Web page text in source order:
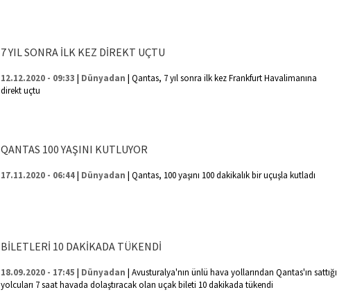
7 YIL SONRA İLK KEZ DİREKT UÇTU
12.12.2020 - 09:33 | Dünyadan | Qantas, 7 yıl sonra ilk kez Frankfurt Havalimanına
direkt uçtu
QANTAS 100 YAŞINI KUTLUYOR
17.11.2020 - 06:44| Dünyadan | Qantas, 100 yaşını 100 dakikalık bir uçuşla kutladı
BİLETLERİ 10 DAKİKADA TÜKENDİ
18.09.2020 - 17:45 | Dünyadan | Avusturalya'nın ünlü hava yollarından Qantas'ın sattığı
yolcuları 7 saat havada dolaştıracak olan uçak bileti 10 dakikada tükendi